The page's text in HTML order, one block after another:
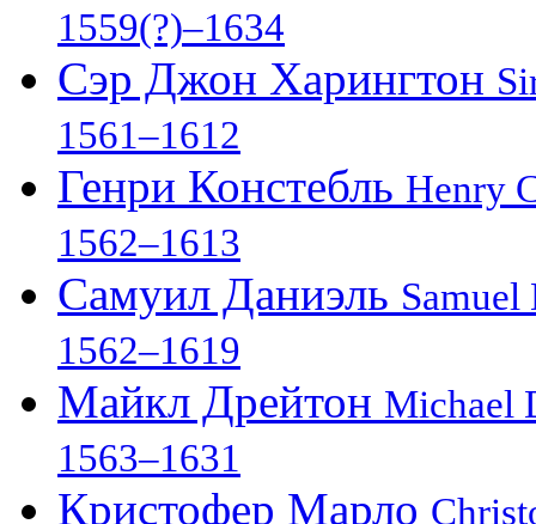
1559(?)–1634
Сэр Джон Харингтон
1561–1612
Генри Констебль Henry
1562–1613
Самуил Даниэль Samuel
1562–1619
Майкл Дрейтон Michael
1563–1631
Кристофер Марло